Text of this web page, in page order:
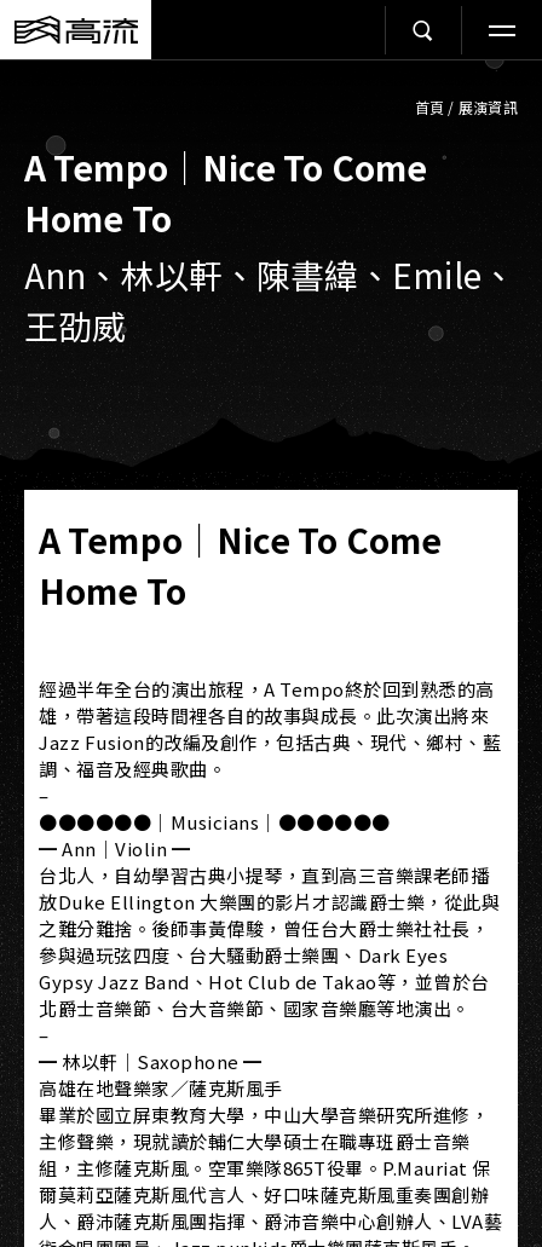
首頁 / 展演資訊
A Tempo｜Nice To Come
Home To
Ann、林以軒、陳書緯、Emile、
王劭威
A Tempo｜Nice To Come
Home To
經過半年全台的演出旅程，A Tempo終於回到熟悉的高
雄，帶著這段時間裡各自的故事與成長。此次演出將來
Jazz Fusion的改編及創作，包括古典、現代、鄉村、藍
調、福音及經典歌曲。
–
●●●●●●｜Musicians｜●●●●●●
━ Ann｜Violin ━
台北人，自幼學習古典小提琴，直到高三音樂課老師播
放Duke Ellington 大樂團的影片才認識爵士樂，從此與
之難分難捨。後師事黃偉駿，曾任台大爵士樂社社長，
參與過玩弦四度、台大騷動爵士樂團、Dark Eyes
Gypsy Jazz Band、Hot Club de Takao等，並曾於台
北爵士音樂節、台大音樂節、國家音樂廳等地演出。
–
━ 林以軒｜Saxophone ━
高雄在地聲樂家／薩克斯風手
畢業於國立屏東教育大學，中山大學音樂研究所進修，
主修聲樂，現就讀於輔仁大學碩士在職專班爵士音樂
組，主修薩克斯風。空軍樂隊865T役畢。P.Mauriat 保
爾莫莉亞薩克斯風代言人、好口味薩克斯風重奏團創辦
人、爵沛薩克斯風團指揮、爵沛音樂中心創辦人、LVA藝